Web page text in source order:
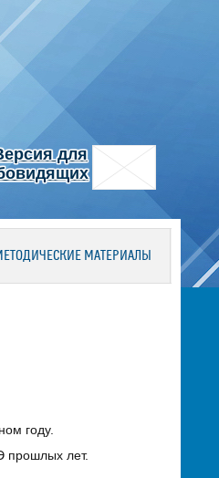
для
МАТЕРИАЛЫ
году.
прошлых лет.